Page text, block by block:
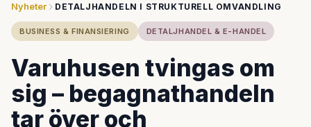
Nyheter DETALJHANDELN I STRUKTURELL OMVANDLING
BUSINESS & FINANSIERING DETALJHANDEL & E-HANDEL
Varuhusen tvingas om
sig – begagnathandeln
tar över och